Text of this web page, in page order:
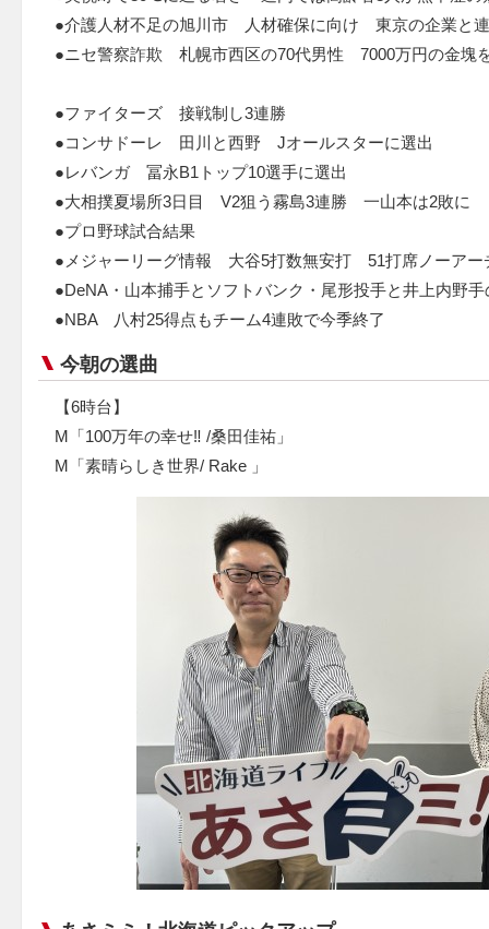
●介護人材不足の旭川市 人材確保に向け 東京の企業と
●ニセ警察詐欺 札幌市西区の70代男性 7000万円の金塊
●ファイターズ 接戦制し3連勝
●コンサドーレ 田川と西野 Jオールスターに選出
●レバンガ 冨永B1トップ10選手に選出
●大相撲夏場所3日目 V2狙う霧島3連勝 一山本は2敗に
●プロ野球試合結果
●メジャーリーグ情報 大谷5打数無安打 51打席ノーアー
●DeNA・山本捕手とソフトバンク・尾形投手と井上内野
●NBA 八村25得点もチーム4連敗で今季終了
今朝の選曲
【6時台】
M「100万年の幸せ‼ /桑田佳祐」
M「素晴らしき世界/ Rake 」